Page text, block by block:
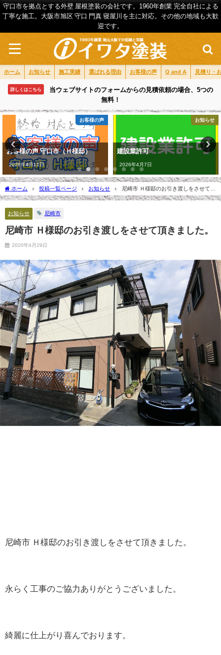
守口市を拠点とする外壁 屋根塗装の会社です。1960年創業 完全自社による
丁寧な施工。大阪市旭区 守口 門真 寝屋川を主に対応。その他の地域も大歓
迎です。
ホーム お知らせ 施工実績 選ばれる理由 お客様の声 Q and A 見積り・
詳しくはこちら
当ウェブサイトのフォームからの見積依頼の場合、5つの
無料！
お客様の声
お客様の声 守口市（Ｈ様邸）
2026年4月11日
お知らせ
建設業許可
2026年4月7日
ホーム 投稿一覧ページ お知らせ
尼崎市 Ｈ様邸のお引き渡しをさせて頂
きました。
お知らせ 尼崎市
尼崎市 Ｈ様邸のお引き渡しをさせて頂きました。
2020年4月29日
尼崎市 Ｈ様邸のお引き渡しをさせて頂きました。
永らく工事のご協力ありがとうございました。
綺麗に仕上がり喜んでおります。